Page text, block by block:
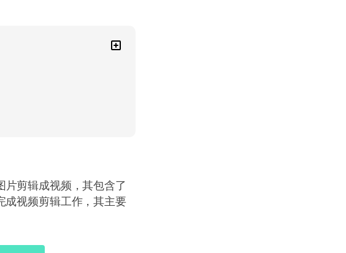
片剪辑成视频，其包含了
成视频剪辑工作，其主要